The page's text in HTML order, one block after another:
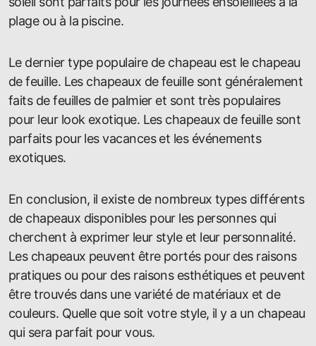
plage ou à la piscine.
Le dernier type populaire de chapeau est le chapeau
de feuille. Les chapeaux de feuille sont généralement
faits de feuilles de palmier et sont très populaires
pour leur look exotique. Les chapeaux de feuille sont
parfaits pour les vacances et les événements
exotiques.
En conclusion, il existe de nombreux types différents
de chapeaux disponibles pour les personnes qui
cherchent à exprimer leur style et leur personnalité.
Les chapeaux peuvent être portés pour des raisons
pratiques ou pour des raisons esthétiques et peuvent
être trouvés dans une variété de matériaux et de
couleurs. Quelle que soit votre style, il y a un chapeau
qui sera parfait pour vous.